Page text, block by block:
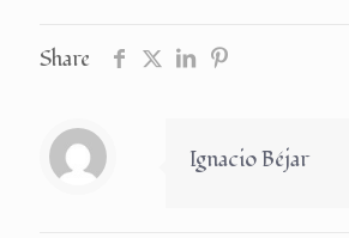
Share
Ignacio Béjar